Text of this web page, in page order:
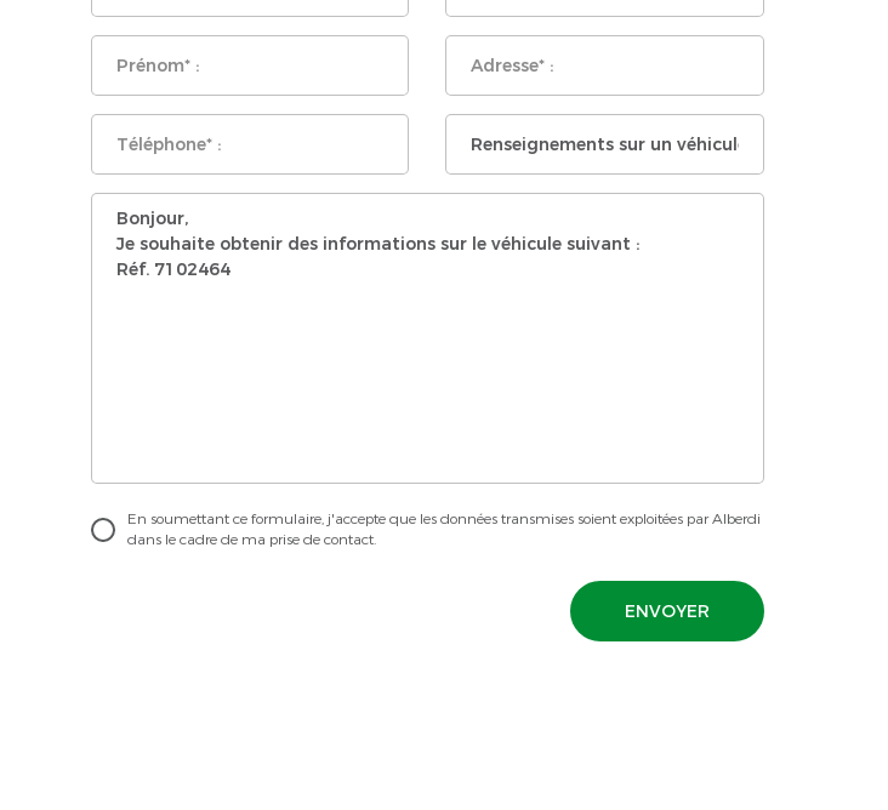
En soumettant ce formulaire, j'accepte que les données transmises soient exploitées par Alberdi
dans le cadre de ma prise de contact.
ENVOYER